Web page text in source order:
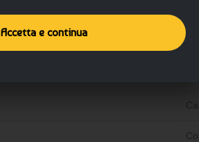
Accetta e continua